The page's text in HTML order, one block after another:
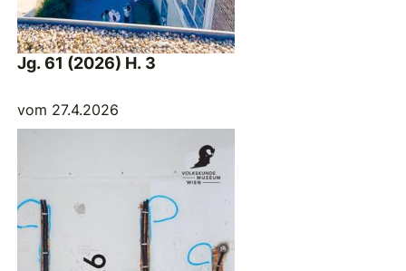
Jg. 61 (2026) H. 3
vom 27.4.2026